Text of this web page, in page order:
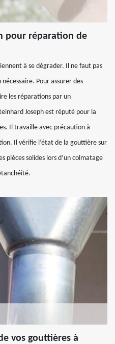
pour réparation de
à se dégrader. Il ne faut pas
Pour assurer des
les réparations par un
Joseph est réputé pour la
Il travaille avec précaution à
Il vérifie l’état de la gouttière sur
pièces solides lors d’un colmatage
vos gouttières à